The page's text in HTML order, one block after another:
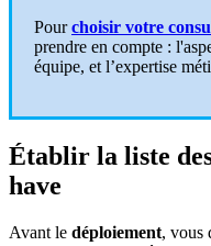
Pourchoisir votre
prendre en compte :
équipe, et l’expertise
Établir la liste
have
Avant le déploiement, vous